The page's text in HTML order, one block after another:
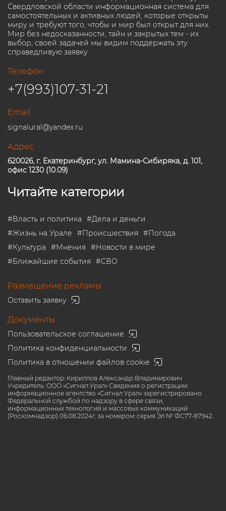
Свердловской области информационная система для
самостоятельных и активных людей, которые открыты
миру и требуют того, чтобы и мир был открыт для них.
Мир без недосказанности, тайн и закрытых тем - их
выбор, своей задачей мы видим поддержать эту
справедливую заявку
Телефон
+7(993)107-31-21
Email
signalural@yandex.ru
Адрес
620026, г. Екатеринбург, ул. Мамина-Сибиряка, д. 101,
офис 1230 (10.09)
Читайте категории
#Власть и политика #Дела и деньги
#Жизнь на Урале #Происшествия #Погода
#Культура #Мнения #Новости в мире
#Ближайшие события #СВО
Размещение рекламы
Оставить заявку
Документы
Пользовательское соглашение
Политика конфиденциальности
Политика в отношении файлов cookie
Главный редактор: Кириллов Александр Владимирович
Учредитель: ООО «Сигнал Урал» Сведения о регистрации:
информационное агентство «Сигнал Урал» зарегистрировано
Федеральной службой по надзору в сфере связи,
информационных технологий и массовых коммуникаций
(Роскомнадзор) 06.08.2024г. за номером: серия Эл № ФС77-87942.